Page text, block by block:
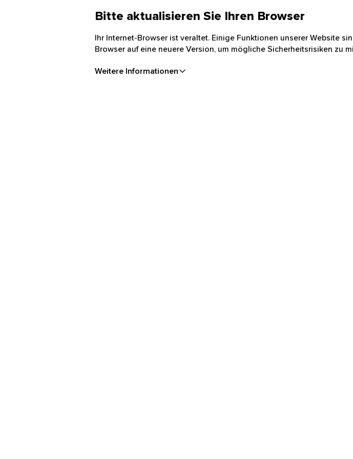
Bitte aktualisieren Sie Ihren Browser
Ihr Internet-Browser ist veraltet. Einige Funktionen unserer Website
Browser auf eine neuere Version, um mögliche Sicherheitsrisiken zu
Weitere Informationen